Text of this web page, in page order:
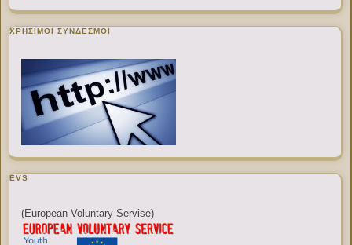
ΧΡΉΣΙΜΟΙ ΣΎΝΔΕΣΜΟΙ
EVS
(European Voluntary Servise)